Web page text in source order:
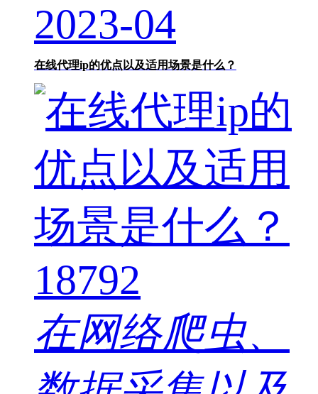
2023-04
在线代理ip的优点以及适用场景是什么？
18792
在网络爬虫、